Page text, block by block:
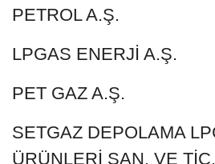
PETROL A.Ş.
LPGAS ENERJİ A.Ş.
PET GAZ A.Ş.
SETGAZ DEPOLAMA
ÜRÜNLERİ SAN. VE